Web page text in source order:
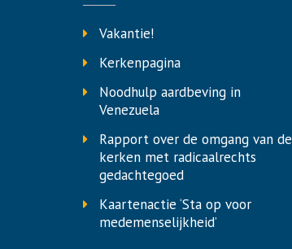
Vakantie!
Kerkenpagina
Noodhulp aardbeving in
Venezuela
Rapport over de omgang van de
kerken met radicaalrechts
gedachtegoed
Kaartenactie ‘Sta op voor
medemenselijkheid’